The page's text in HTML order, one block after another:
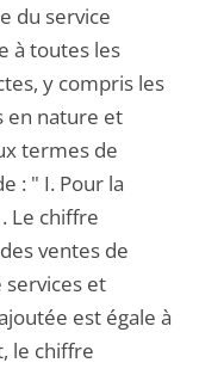
du service
à toutes les
y compris les
en nature et
termes de
: " I. Pour la
Le chiffre
ventes de
et
est égale à
le chiffre